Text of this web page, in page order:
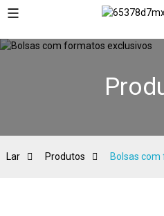
Lar Produtos Bolsas com